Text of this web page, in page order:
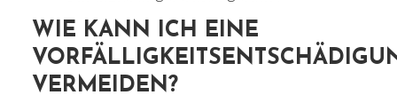
WIE KANN ICH EINE
VERMEIDEN?